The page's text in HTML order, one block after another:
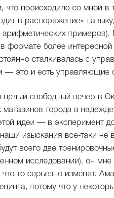
что происходило со мной
в распоряжение»
примеров).
в формате более
сталкивалась с
— это и есть
целый свободный вечер в
города в
идеи — в эксперимент
изыскания все-таки не
всего две
исследовании), он
то серьезно изменят.
потому что у